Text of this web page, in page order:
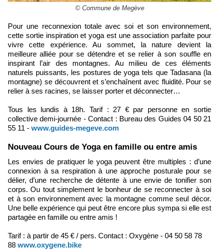
© Commune de Megève
Pour une reconnexion totale avec soi et son environnement,
cette sortie inspiration et yoga est une association parfaite pour
vivre cette expérience. Au sommet, la nature devient la
meilleure alliée pour se détendre et se relier à son souffle en
inspirant l’air des montagnes. Au milieu de ces éléments
naturels puissants, les postures de yoga tels que Tadasana (la
montagne) se découvrent et s’enchaînent avec fluidité. Pour se
relier à ses racines, se laisser porter et déconnecter…
Tous les lundis à 18h. Tarif : 27 € par personne en sortie
collective demi-journée - Contact : Bureau des Guides 04 50 21
55 11 - www.guides-megeve.com
Nouveau Cours de Yoga en famille ou entre amis
Les envies de pratiquer le yoga peuvent être multiples : d’une
connexion à sa respiration à une approche posturale pour se
délier, d’une recherche de détente à une envie de tonifier son
corps. Ou tout simplement le bonheur de se reconnecter à soi
et à son environnement avec la montagne comme seul décor.
Une belle expérience qui peut être encore plus sympa si elle est
partagée en famille ou entre amis !
Tarif : à partir de 45 € / pers. Contact : Oxygène - 04 50 58 78
88 www.oxygene.bike